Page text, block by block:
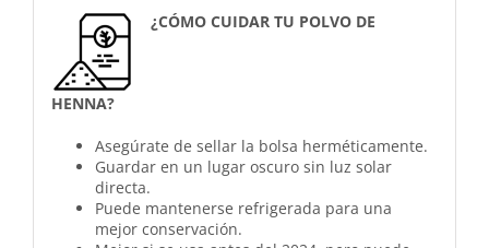
¿CÓMO CUIDAR TU POLVO DE
HENNA?
Asegúrate de sellar la bolsa herméticamente.
Guardar en un lugar oscuro sin luz solar
directa.
Puede mantenerse refrigerada para una
mejor conservación.